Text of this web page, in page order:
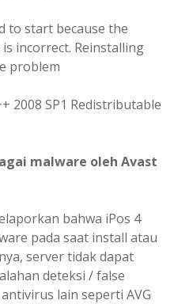
to start because the
incorrect. Reinstalling
problem
2008 SP1 Redistributable
malware oleh Avast
bahwa iPos 4
pada saat install atau
server tidak dapat
deteksi / false
lain seperti AVG